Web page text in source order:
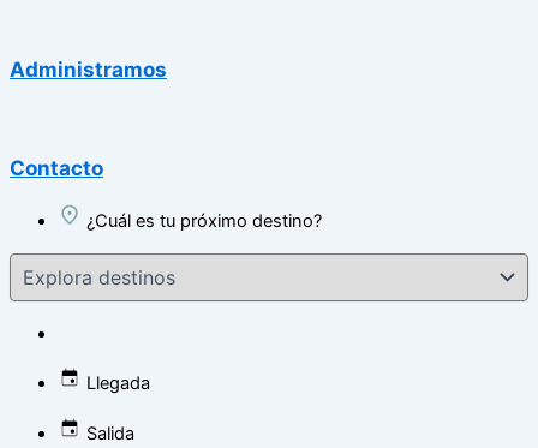
Administramos
Contacto
¿Cuál es tu próximo destino?
Llegada
Salida